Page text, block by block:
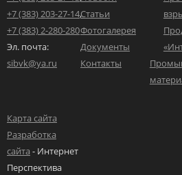
+7 (383) 203-27-14,
+7 (383) 2-280-280
Эл. почта:
sibvk@ya.ru
Карта сайта
Разработка
сайта - Интернет
Перспектива
Статьи
Фотогалерея
Документы
Контакты